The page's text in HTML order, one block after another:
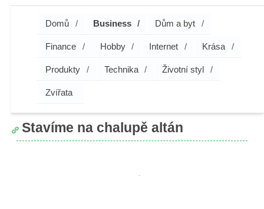
Domů Business Dům a byt
Finance Hobby Internet Krása
Produkty Technika Životní styl
Zvířata
Stavíme na chalupě altán